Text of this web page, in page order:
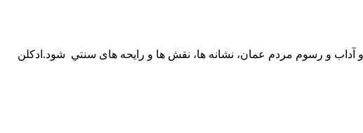
سنت و آداب و رسوم مردم عمان، نشانه ها، نقش ها و رايحه های سنتي شود.ادکلن